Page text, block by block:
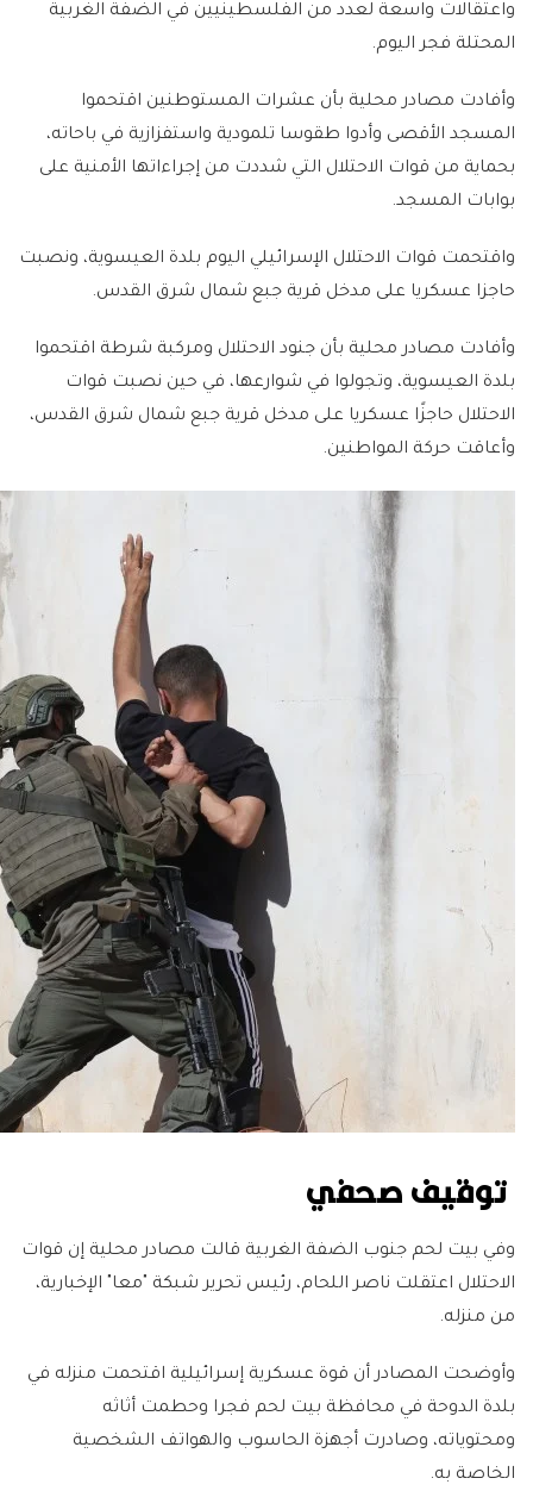
واعتقالات واسعة لعدد من الفلسطينيين في الضفة الغربية
المحتلة فجر اليوم.
وأفادت مصادر محلية بأن عشرات المستوطنين اقتحموا
المسجد الأقصى وأدوا طقوسا تلمودية واستفزازية في باحاته،
بحماية من قوات الاحتلال التي شددت من إجراءاتها الأمنية على
بوابات المسجد.
واقتحمت قوات الاحتلال الإسرائيلي اليوم بلدة العيسوية، ونصبت
حاجزا عسكريا على مدخل قرية جبع شمال شرق القدس.
وأفادت مصادر محلية بأن جنود الاحتلال ومركبة شرطة اقتحموا
بلدة العيسوية، وتجولوا في شوارعها، في حين نصبت قوات
الاحتلال حاجزًا عسكريا على مدخل قرية جبع شمال شرق القدس،
وأعاقت حركة المواطنين.
توقيف صحفي
وفي بيت لحم جنوب الضفة الغربية قالت مصادر محلية إن قوات
الاحتلال اعتقلت ناصر اللحام، رئيس تحرير شبكة "معا" الإخبارية،
من منزله.
وأوضحت المصادر أن قوة عسكرية إسرائيلية اقتحمت منزله في
بلدة الدوحة في محافظة بيت لحم فجرا وحطمت أثاثه
ومحتوياته، وصادرت أجهزة الحاسوب والهواتف الشخصية
الخاصة به.